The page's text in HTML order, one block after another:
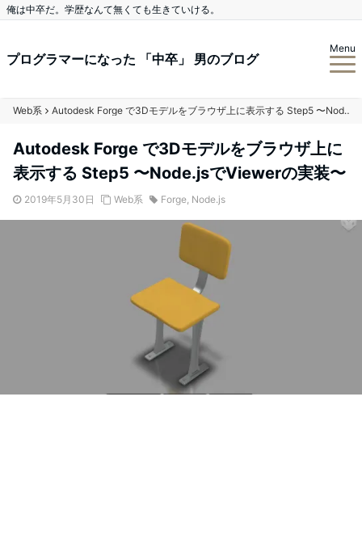
俺は中卒だ。学歴なんて無くても生きていける。
プログラマーになった 「中卒」 男のブログ
Menu
Web系 Autodesk Forge で3Dモデルをブラウザ上に表示する Step5 〜Node.jsでViewerの実装〜
Autodesk Forge で3Dモデルをブラウザ上に
表示する Step5 〜Node.jsでViewerの実装〜
2019年5月30日 Web系 Forge, Node.js